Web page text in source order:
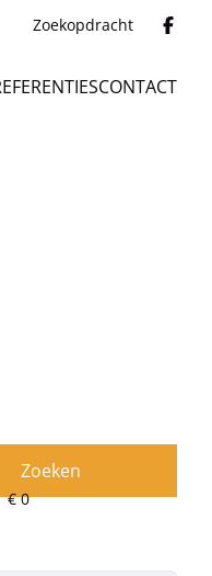
Zoekopdracht
CONTACT
Zoeken